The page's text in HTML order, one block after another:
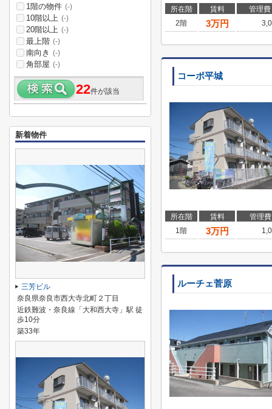
所在階 賃料
管理
2階
3万円
コーポ平城
所在階 賃料
管理
1階
3万円
ルーチェ菅原
1階の物件 (-)
10階以上 (-)
20階以上 (-)
最上階 (-)
南向き (-)
角部屋 (-)
22件が該当
新着物件
三芳ビル
奈良県奈良市西大寺北町２丁目
近鉄難波・奈良線「大和西大寺」駅 徒
歩10分
築33年